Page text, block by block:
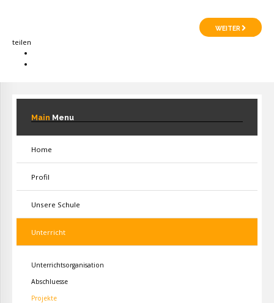
WEITER
teilen
Main Menu
Home
Profil
Unsere Schule
Unterricht
Unterrichtsorganisation
Abschluesse
Projekte